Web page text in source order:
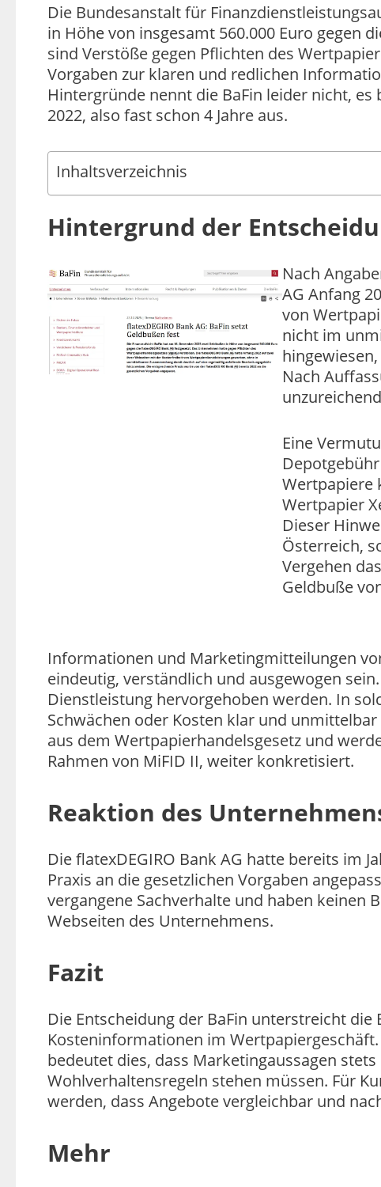
Die Bundesanstalt für
in Höhe von insgesamt 560.000 Euro gegen
sind Verstöße gegen Pflichten des
Vorgaben zur klaren und redlichen
Hintergründe nennt die BaFin leider nicht, es
2022, also fast schon 4 Jahre aus.
Inhaltsverzeichnis
Hintergrund der
Nach
AG Anfang
von
nicht im
Nach
Eine
Wertpapiere
Wertpapier
Dieser
Österreich,
Vergehen
Geldbuße
Informationen und Marketingmitteilungen
eindeutig, verständlich und ausgewogen
Dienstleistung hervorgehoben werden. In
Schwächen oder Kosten klar und
aus dem Wertpapierhandelsgesetz und
Rahmen von MiFID II, weiter konkretisiert.
Reaktion des
Die flatexDEGIRO Bank AG hatte bereits im
Praxis an die gesetzlichen Vorgaben
vergangene Sachverhalte und haben keinen
Webseiten des Unternehmens.
Fazit
Die Entscheidung der BaFin unterstreicht
Kosteninformationen im
bedeutet dies, dass Marketingaussagen
Wohlverhaltensregeln stehen müssen. Für
werden, dass Angebote vergleichbar und
Mehr